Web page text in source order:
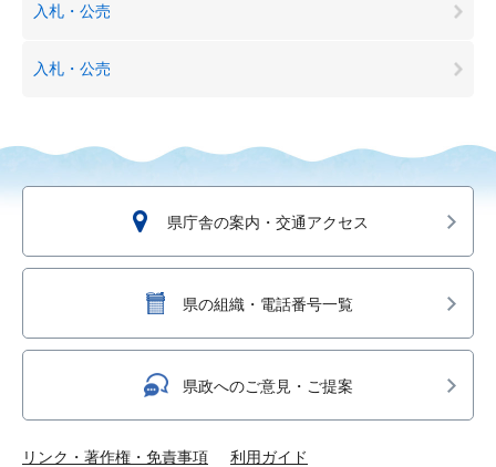
入札・公売
入札・公売
県庁舎の案内・交通アクセス
県の組織・電話番号一覧
県政へのご意見・ご提案
リンク・著作権・免責事項 利用ガイド